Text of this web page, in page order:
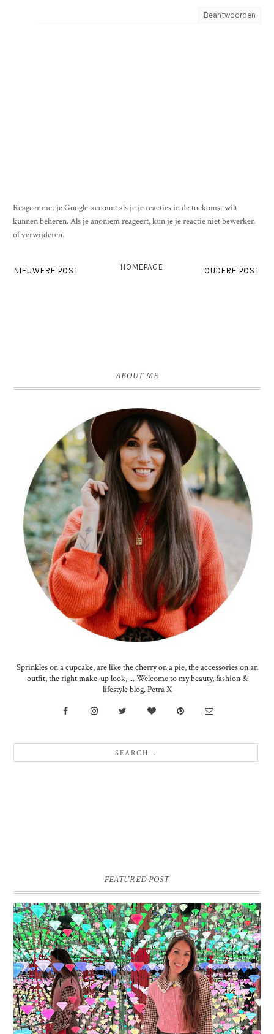
Beantwoorden
Reageer met je Google-account als je je reacties in de toekomst wilt
kunnen beheren. Als je anoniem reageert, kun je je reactie niet bewerken
of verwijderen.
NIEUWERE POST OUDERE POST
HOMEPAGE
ABOUT ME
Sprinkles on a cupcake, are like the cherry on a pie, the accessories on an
outfit, the right make-up look, ... Welcome to my beauty, fashion &
lifestyle blog. Petra X
FEATURED POST
16 JAAR SPRINKLES ON A CUPCAKE